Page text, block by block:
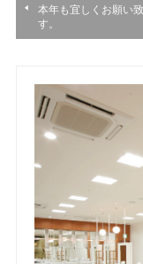
本年も宜しくお願い
す。